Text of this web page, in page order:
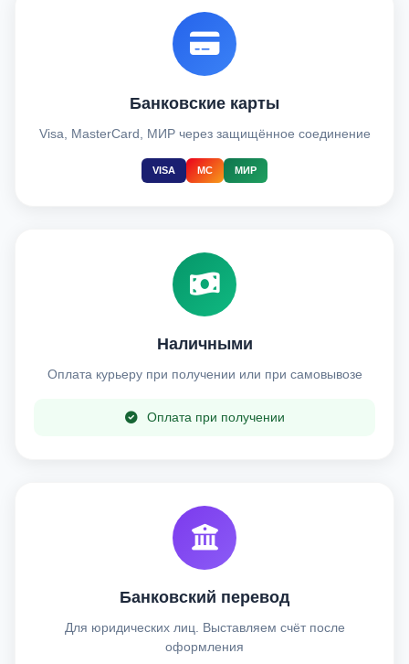
Банковские карты
Visa, MasterCard, МИР через защищённое соединение
VISA MC МИР
Наличными
Оплата курьеру при получении или при самовывозе
Оплата при получении
Банковский перевод
Для юридических лиц. Выставляем счёт после
оформления